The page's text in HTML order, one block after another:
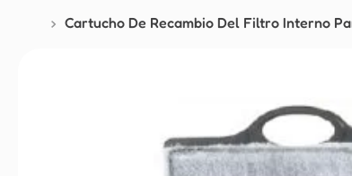
Cartucho De Recambio Del Filtro Interno